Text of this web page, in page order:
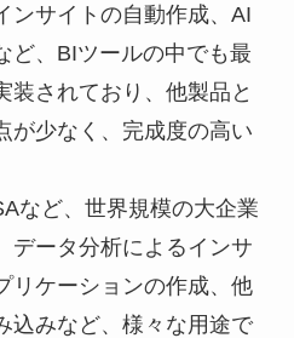
ンサイトの自動作成、AI
ど、BIツールの中でも最
装されており、他製品と
が少なく、完成度の高い
など、世界規模の大企業
データ分析によるインサ
リケーションの作成、他
込みなど、様々な用途で